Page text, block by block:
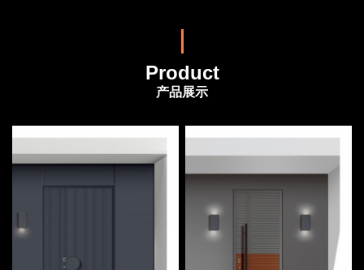
Product
产品展示